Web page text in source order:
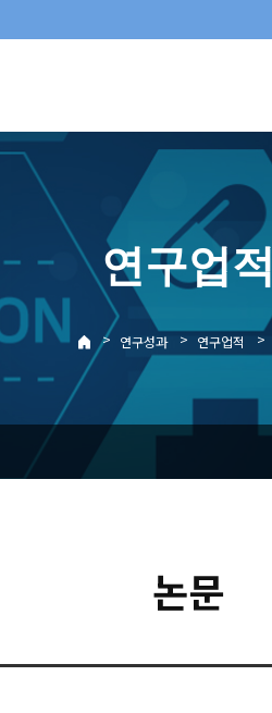
연구업적
> 연구성과 > 연구업적 >
논문